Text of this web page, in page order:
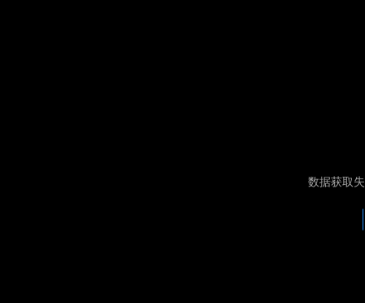
数据获取